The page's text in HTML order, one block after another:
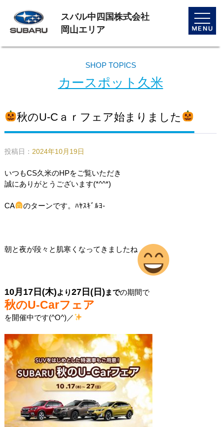
toggle
スバル中四国株式会社
岡山エリア
SHOP TOPICS
カースポット久米
秋のU-Cａｒフェア始まりました
投稿日： 2024年10月19日
いつもCS久米のHPをご覧いただき
誠にありがとうございます(*^^*)
CA のターンです。ﾊﾔｽｷﾞﾙﾖ-
朝と夜が段々と肌寒くなってきましたね
10月17日(木)より27日(日) までの期間で
秋のU-Carフェア
を開催中です(^O^)／